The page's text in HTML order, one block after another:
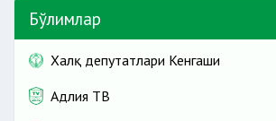
Бўлимлар
Халқ депутатлари Кенгаши
Адлия ТВ